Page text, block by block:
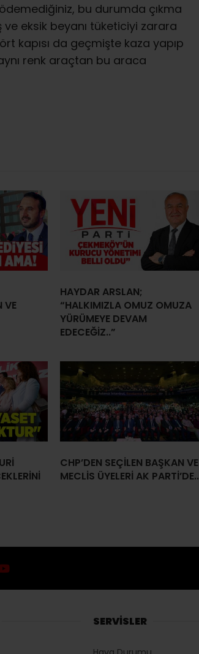
bu durumda çıkma
eksik beyanı tüketiciyi zarara
kapısı da geçmişte kaza yapıp
renk araçtan bu araca
VE
HAYDAR ARSLAN;
“HALKIMIZLA OMUZ OMUZA
YÜRÜMEYE DEVAM
EDECEĞİZ..”
CHP’DEN SEÇİLEN BAŞKAN VE
MECLİS ÜYELERİ AK PARTİ’DE..
SERVİSLER